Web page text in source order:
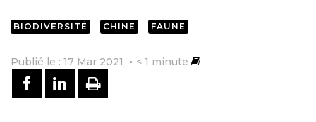
BIODIVERSITÉ CHINE FAUNE
Publié le : 17 Mar 2021 < 1 minute
PARTAGER SUR FACEBOOK
PARTAGER SUR LINKEDIN
IMPRIMER